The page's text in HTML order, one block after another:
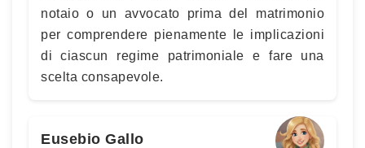
notaio o un avvocato prima del matrimonio
per comprendere pienamente le implicazioni
di ciascun regime patrimoniale e fare una
scelta consapevole.
Eusebio Gallo